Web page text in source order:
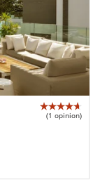
(1 opinion)